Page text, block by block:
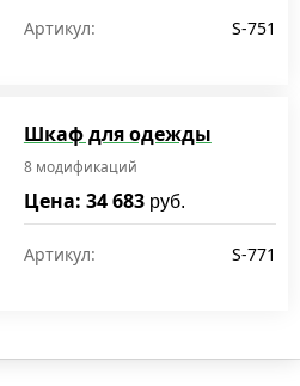
Артикул: S-751
Шкаф для одежды
8 модификаций
Цена: 34 683 руб.
Артикул: S-771